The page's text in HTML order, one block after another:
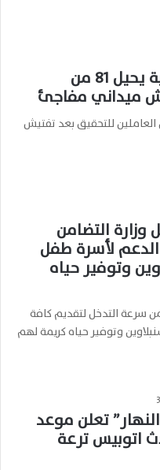
أيمن مختار محافظ الدقهلية يحيل 81 من
ميداني مفاجئ
محافظ الدقهلية يحيل 81 من العاملين للتحقيق بعد تفتيش
التضامن
لأسرة طفل
وتوفير حياه
سرعة التدخل لتقديم كافة
وتوفير حياه كريمة لهم
تعلن موعد
اتوبيس ترعة